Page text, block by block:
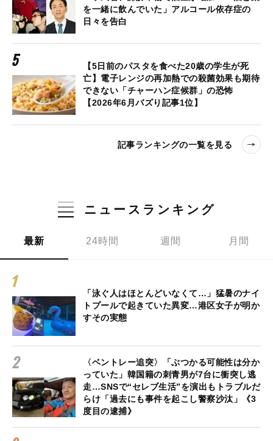
を一緒に飲んでいた」アルコール依存症の
日々を告白
【5日前のパスタを食べた20歳の学生が死
亡】電子レンジの再加熱での殺菌効果も期待
できない「チャーハン症候群」の恐怖
【2026年6月バズり記事1位】
記事ランキングの一覧を見る
ニュースランキング
最新 24時間 週間 月間
「泳ぐ人はほとんどいなくて…」猛暑のナイ
トプールで起きていた異変…港区女子が明か
すその実態
〈ベントレー追突〉「ぶつかる可能性は分か
っていた」韓国籍の刺青男が7台に衝突し逃
走…SNSで“セレブ生活”を演出もトラブルだ
らけ「過去にも事件を起こし警察沙汰」《3
度目の逮捕》